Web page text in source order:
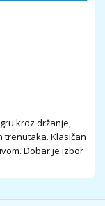
kroz držanje,
trenutaka. Klasičan
Dobar je izbor